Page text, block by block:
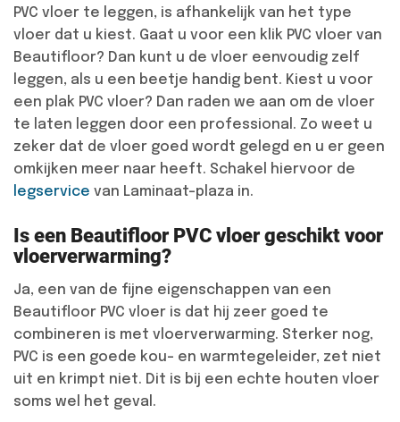
PVC vloer te leggen, is afhankelijk van het type
vloer dat u kiest. Gaat u voor een klik PVC vloer van
Beautifloor? Dan kunt u de vloer eenvoudig zelf
leggen, als u een beetje handig bent. Kiest u voor
een plak PVC vloer? Dan raden we aan om de vloer
te laten leggen door een professional. Zo weet u
zeker dat de vloer goed wordt gelegd en u er geen
omkijken meer naar heeft. Schakel hiervoor de
legservice van Laminaat-plaza in.
Is een Beautifloor PVC vloer geschikt voor
vloerverwarming?
Ja, een van de fijne eigenschappen van een
Beautifloor PVC vloer is dat hij zeer goed te
combineren is met vloerverwarming. Sterker nog,
PVC is een goede kou- en warmtegeleider, zet niet
uit en krimpt niet. Dit is bij een echte houten vloer
soms wel het geval.